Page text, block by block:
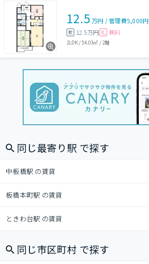
12.5 万円 /管理費5,000円
敷 12.5万円 礼 無料
2LDK/54.03㎡ / 2階
同じ最寄り駅 で探す
中板橋駅 の賃貸
板橋本町駅 の賃貸
ときわ台駅 の賃貸
同じ市区町村 で探す